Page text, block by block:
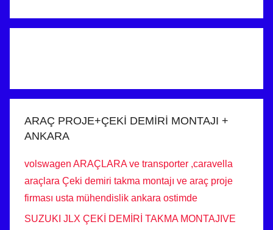
ARAÇ PROJE+ÇEKİ DEMİRİ MONTAJI +
ANKARA
volswagen ARAÇLARA ve transporter ,caravella
araçlara Çeki demiri takma montajı ve araç proje
firması usta mühendislik ankara ostimde
SUZUKI JLX ÇEKİ DEMİRİ TAKMA MONTAJIVE